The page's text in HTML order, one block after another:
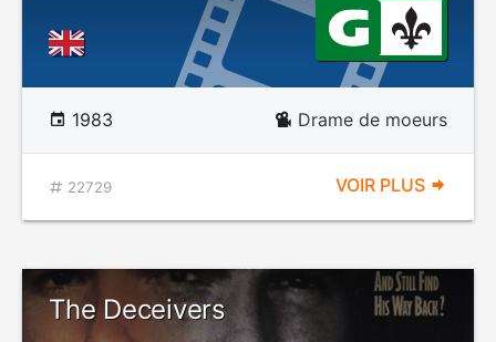
1983 Drame de moeurs
22729 VOIR PLUS
The Deceivers